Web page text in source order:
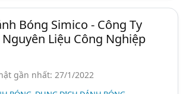
Bóng Simico - Công Ty
Nguyên Liệu Công Nghiệp
gần nhất: 27/1/2022